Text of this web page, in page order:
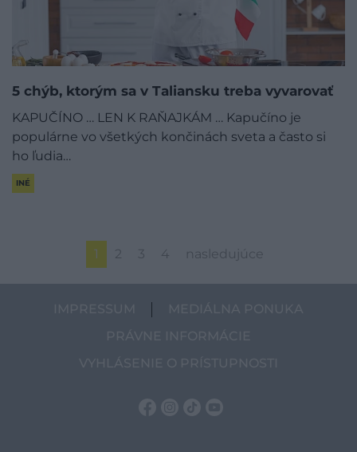
5 chýb, ktorým sa v Taliansku treba vyvarovať
KAPUČÍNO … LEN K RAŇAJKÁM … Kapučíno je
populárne vo všetkých končinách sveta a často si
ho ľudia…
INÉ
1 2 3 4 nasledujúce